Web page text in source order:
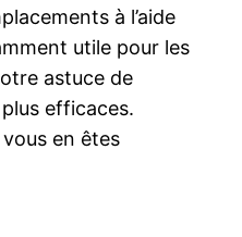
à l’aide
utile pour les
astuce de
efficaces.
en êtes